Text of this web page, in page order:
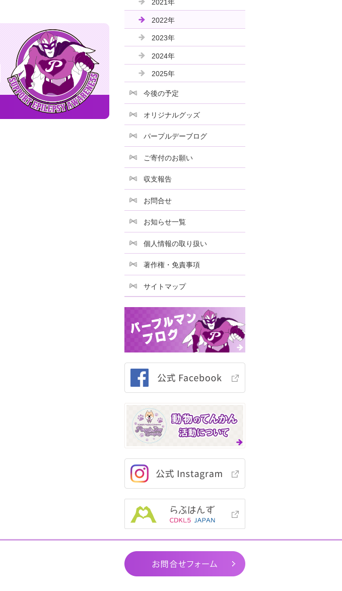
2021年
2022年
2023年
2024年
2025年
今後の予定
オリジナルグッズ
パープルデーブログ
ご寄付のお願い
収支報告
お問合せ
お知らせ一覧
個人情報の取り扱い
著作権・免責事項
サイトマップ